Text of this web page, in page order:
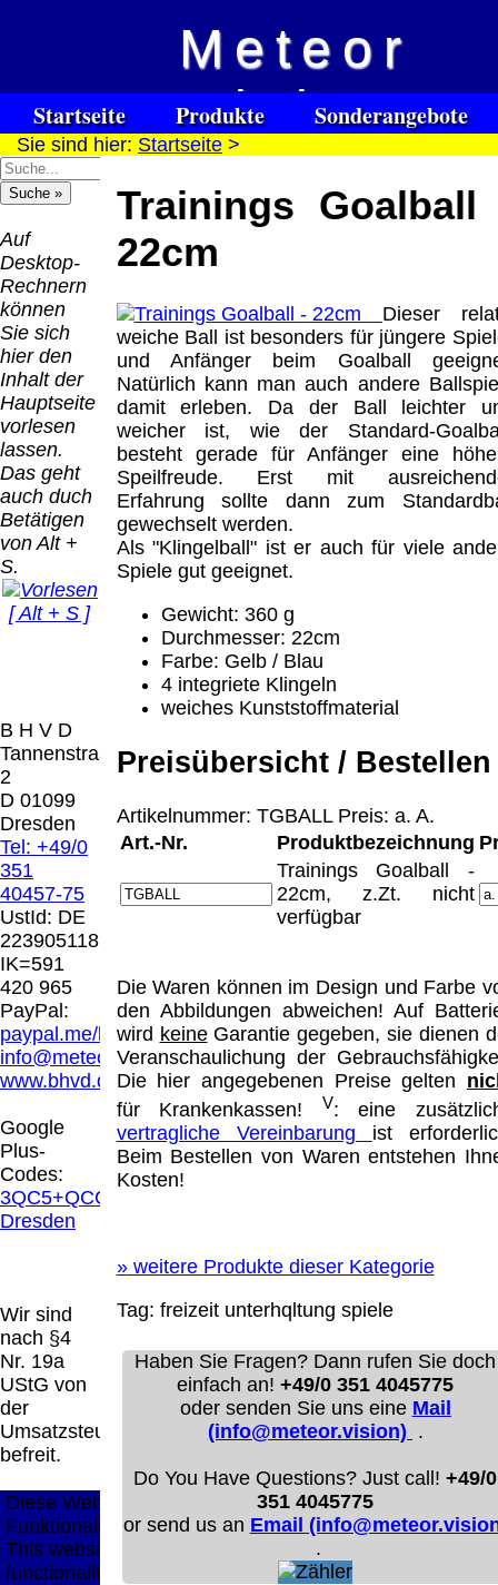
Meteor
Vision
Spezialuhrenspecial
watches
/ deafblind / sourdes et aveugles
Startseite Produkte
Sonderangebote
Kontakt
Impressum
Links
Hilfsmittel
Warenkorb
Sie sind hier: Startseite >
Auf
Desktop-
Rechnern
können
Sie sich
hier den
Inhalt der
Hauptseite
vorlesen
lassen.
Das geht
auch duch
Betätigen
von Alt +
S.
[ Alt + S ]
B H V D
Tannenstrasse
2
D 01099
Dresden
Tel: +49/0
351
40457-75
UstId: DE
223905118
IK=591
420 965
PayPal:
paypal.me/blindenhilfsmittel
info@meteor.vision
www.bhvd.de
Google
Plus-
Codes:
3QC5+QCG
Dresden
Wir sind
nach §4
Nr. 19a
UStG von
der
Umsatzsteuer
befreit.
Trainings Goalball
22cm
Dieser
weiche Ball ist besonders für jüngere
und Anfänger beim Goalball
Natürlich kann man auch andere
damit erleben. Da der Ball leichter
weicher ist, wie der Standard-
besteht gerade für Anfänger eine
Speilfreude. Erst mit
Erfahrung sollte dann zum
gewechselt werden.
Als "Klingelball" ist er auch für viele
Spiele gut geeignet.
Gewicht: 360 g
Durchmesser: 22cm
Farbe: Gelb / Blau
4 integriete Klingeln
weiches Kunststoffmaterial
Preisübersicht / Bestellen
Artikelnummer: TGBALL Preis: a. A.
Art.-Nr.
Produktbezeichnung
Trainings Goalball -
22cm, z.Zt. nicht
verfügbar
Die Waren können im Design und Farbe
den Abbildungen abweichen! Auf
wird keineGarantie gegeben, sie dienen
Veranschaulichung der
Die hier angegebenen Preise gelten
für Krankenkassen!
V: eine
vertragliche Vereinbarung ist
Beim Bestellen von Waren entstehen
Kosten!
»weitere Produkte dieser Kategorie
Tag: freizeitunterhqltung spiele
Haben Sie Fragen? Dann rufen Sie doch
einfach an!+49/0 351 4045775
oder senden Sie uns eine Mail
(info@meteor.vision) .
Do You Have Questions? Just call!+49/0
351 4045775
or send us an Email
.
QR
Code:
Versandkosten DHL
Standard bis 5kg
Deutschland
8.95 €
Deutschland
Vorkasse: 6.95
€
PayPal: 6.95 €
EU (inkl.
Schweiz)
Vorkasse:
20.00 €
EU (inkl.
Schweiz)
PayPal: 20.00
€
Der Versand erfolgt
als versichertes
Paket.
Selbstabholung
vom Büro oder
Ausstellungen:
0.00 €
Software
Download only
Deutschland
0.00 €
Deutschland
Schweiz)
Vorkasse:
0.00 €
EU (inkl.
Schweiz)
PayPal:
0.00 €
Bei dieser
Versandart
erhalten Sie per
Email z.B. einen
und die
Rechnung /
Lieferschein. Sie
erhalten also
keinen
Die in diesem Dokument genannten
Warenzeichen sind Eigentum der jeweiligen
Firmen. Preisänderungen, Irrtümer und
technische Änderungen vorbehalten.
letzte Änderung: 21. Februar 2026 Blinden
Hilfsmittel Vertrieb Dresden,
Mit einem Urteil vom 12.05.1998 - 312 O
85/98 - Haftung für Links hat das Landgericht
Hamburg entschieden, dass man durch die
Anbringung eines Links, die Inhalte der
gelinkten Seite ggf. mit zu verantworten hat.
Dieses kann nur dadurch verhindert werden,
dass man sich ausdrücklich von diesen
Inhalten distanziert. Hiermit distanzieren wir
uns ausdrücklich von allen Inhalten, aller
gelinkten Seiten auf unserer Homepage und
machen uns diese Inhalte nicht zu eigen.
Diese Erklärung gilt für alle auf unserer
Homepage angebrachten Links.
Die Europäische Kommission stellt eine
Plattform zur Online-Streitbeilegung (OS)
bereit. Die Plattform finden Sie unter
http://ec.europa.eu/consumers/odr/
Mailadresse lautet:info@meteor.vision.
Seitenanfang
Impressum AGB Widerruf
Datenschutz
Urheberrechte Kontakt
Links
Katalog (PDF)
Sitemap
große Anzeige
Diese Website nutzt Cookies, um bestmögliche
Funktionalität bieten zu können.
This website uses cookies to provide the best possible
functionality.